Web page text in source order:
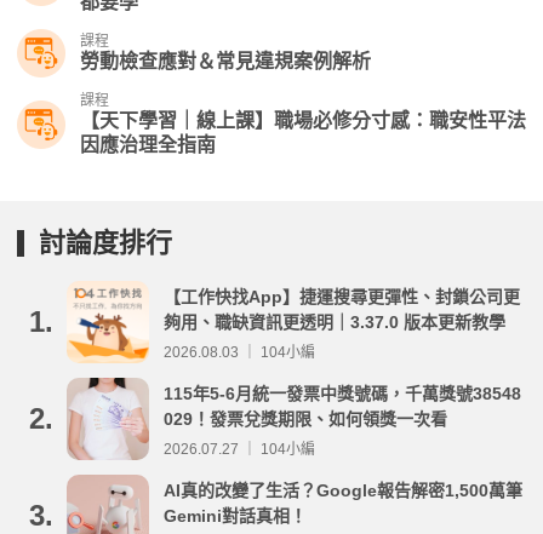
課程
勞動檢查應對＆常見違規案例解析
課程
【天下學習｜線上課】職場必修分寸感：職安性平法
因應治理全指南
討論度排行
1.
【工作快找App】捷運搜尋更彈性、封鎖公司更
夠用、職缺資訊更透明｜3.37.0 版本更新教學
2026.08.03 ｜ 104小編
2.
115年5-6月統一發票中獎號碼，千萬獎號38548
029！發票兌獎期限、如何領獎一次看
2026.07.27 ｜ 104小編
3.
AI真的改變了生活？Google報告解密1,500萬筆
Gemini對話真相！